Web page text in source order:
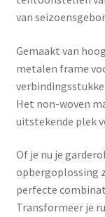
van
Gemaakt van
metalen frame
Het non-woven
uitstekende plek
Of je nu je
opbergoplossing
perfecte
Transformeer je